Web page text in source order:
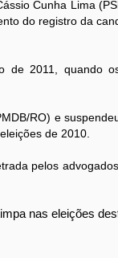
Cunha Lima
do registro da
de 2011, quando
RO) e
de 2010.
pelos
nas eleições